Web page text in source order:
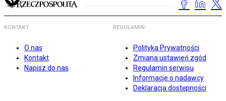
KONTAKT
O nas
Kontakt
Napisz do nas
REGULAMIN
Polityka Prywatności
Zmiana ustawień zgód
Regulamin serwisu
Informacje o nadawcy
Deklaracja dostępności